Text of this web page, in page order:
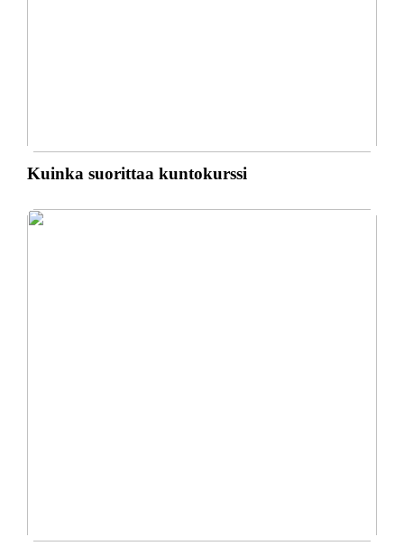
Kuinka suorittaa kuntokurssi